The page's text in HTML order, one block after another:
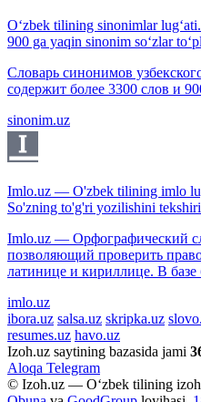
O‘zbek tilining sinonimlar
900 ga yaqin sinonim so‘zlar
Словарь синонимов
содержит более 3300 слов и
sinonim.uz
Imlo.uz — O'zbek tilining imlo
So'zning to'g'ri yozilishini
Imlo.uz — Орфографический
позволяющий проверить
латинице и кириллице. В базе
imlo.uz
ibora.uz salsa.uz skripka.uz
resumes.uz havo.uz
Izoh.uz saytining bazasida jami
Aloqa Telegram
© Izoh.uz — O‘zbek tilining